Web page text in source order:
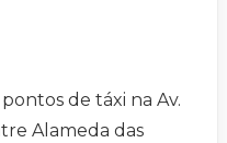
de táxi na Av.
Alameda das